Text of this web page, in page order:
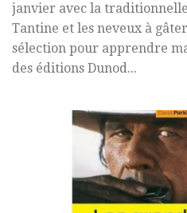
janvier avec la
Tantine et les neveux à
sélection pour apprendre
des éditions Dunod...